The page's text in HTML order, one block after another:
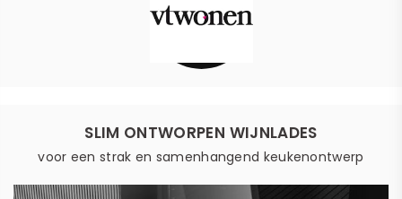
SLIM ONTWORPEN WIJNLADES
voor een strak en samenhangend keukenontwerp